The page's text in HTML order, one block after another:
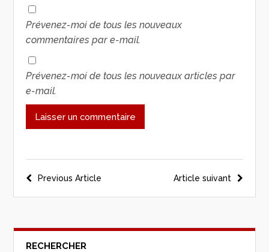
Prévenez-moi de tous les nouveaux
commentaires par e-mail.
Prévenez-moi de tous les nouveaux articles par
e-mail.
Article suivant
Previous Article
RECHERCHER